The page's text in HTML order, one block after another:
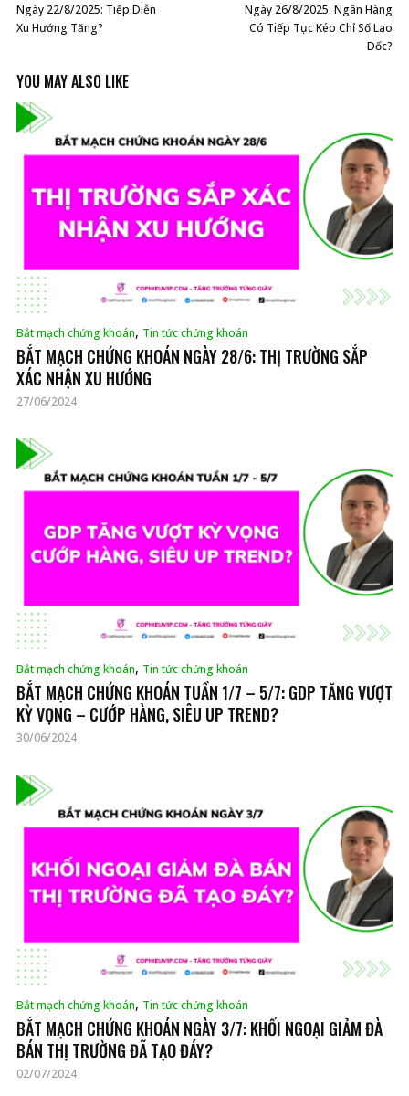
Ngày 22/8/2025: Tiếp Diễn
Xu Hướng Tăng?
Ngày 26/8/2025: Ngân Hàng
Có Tiếp Tục Kéo Chỉ Số Lao
Dốc?
YOU MAY ALSO LIKE
Bắt mạch chứng khoán, Tin tức chứng khoán
BẮT MẠCH CHỨNG KHOÁN NGÀY 28/6: THỊ TRƯỜNG SẮP
XÁC NHẬN XU HƯỚNG
27/06/2024
Bắt mạch chứng khoán, Tin tức chứng khoán
BẮT MẠCH CHỨNG KHOÁN TUẦN 1/7 – 5/7: GDP TĂNG VƯỢT
KỲ VỌNG – CƯỚP HÀNG, SIÊU UP TREND?
30/06/2024
Bắt mạch chứng khoán, Tin tức chứng khoán
BẮT MẠCH CHỨNG KHOÁN NGÀY 3/7: KHỐI NGOẠI GIẢM ĐÀ
BÁN THỊ TRƯỜNG ĐÃ TẠO ĐÁY?
02/07/2024